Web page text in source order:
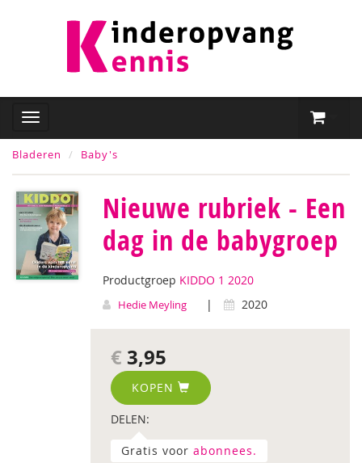
Bladeren Baby's
Nieuwe rubriek - Een
dag in de babygroep
Productgroep KIDDO 1 2020
Hedie Meyling | 2020
€ 3,95
KOPEN
DELEN:
Gratis voor abonnees.